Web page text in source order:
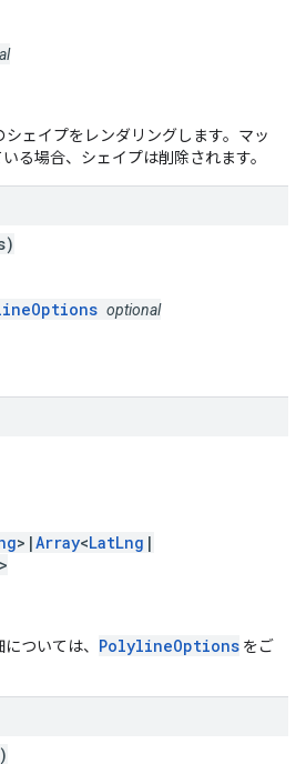
ェイプをレンダリングします。マッ
る場合、シェイプは削除されます。
optional
>|Array<LatLng |
>
ついては、 PolylineOptions をご